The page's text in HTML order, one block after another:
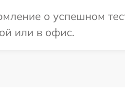
о успешном
или в офис.